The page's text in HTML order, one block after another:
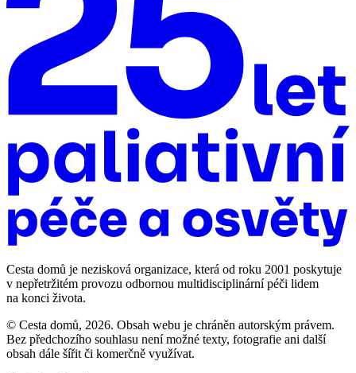
Cesta domů je nezisková organizace, která od roku 2001 poskytuje
v nepřetržitém provozu odbornou multidisciplinární péči lidem
na konci života.
© Cesta domů, 2026. Obsah webu je chráněn autorským právem.
Bez předchozího souhlasu není možné texty, fotografie ani další
obsah dále šířit či komerčně využívat.